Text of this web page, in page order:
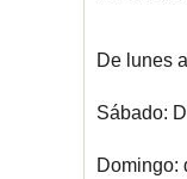
De lunes
Sábado:
Domingo: